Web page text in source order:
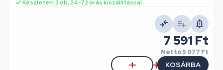
Készleten: 3 db, 24-72 órás kiszállítással
7 591 Ft
Nettó5 977 Ft
KOSÁRBA